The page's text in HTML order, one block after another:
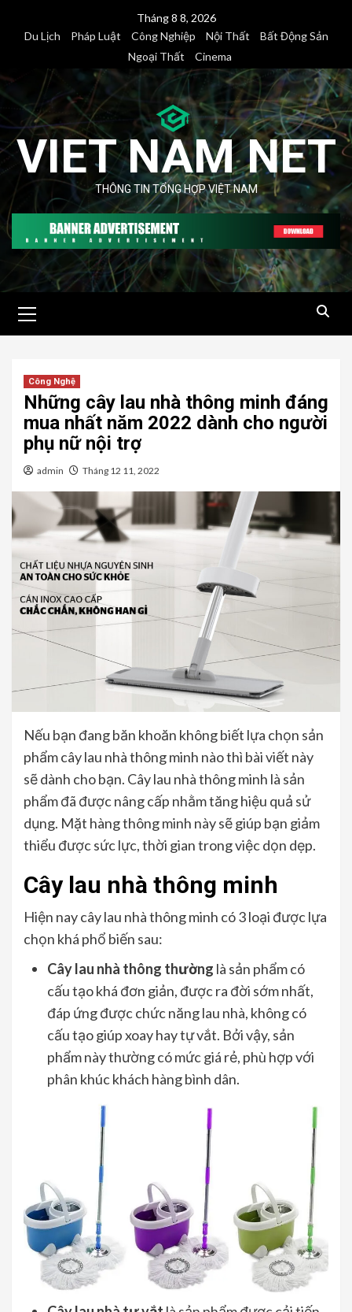
Tháng 8 8, 2026
Du Lịch
Pháp Luật Công Nghiệp Nội Thất
Bất Động Sản
Ngoại Thất
Cinema
VIET NAM NET
THÔNG TIN TỔNG HỢP VIỆT NAM
Menu
Công Nghệ
Những cây lau nhà thông minh đáng
mua nhất năm 2022 dành cho người
phụ nữ nội trợ
admin Tháng 12 11, 2022
Nếu bạn đang băn khoăn không biết lựa chọn sản
phẩm cây lau nhà thông minh nào thì bài viết này
sẽ dành cho bạn. Cây lau nhà thông minh là sản
phẩm đã được nâng cấp nhằm tăng hiệu quả sử
dụng. Mặt hàng thông minh này sẽ giúp bạn giảm
thiểu được sức lực, thời gian trong việc dọn dẹp.
Cây lau nhà thông minh
Hiện nay cây lau nhà thông minh có 3 loại được lựa
chọn khá phổ biến sau:
Cây lau nhà thông thường là sản phẩm có
cấu tạo khá đơn giản, được ra đời sớm nhất,
đáp ứng được chức năng lau nhà, không có
cấu tạo giúp xoay hay tự vắt. Bởi vậy, sản
phẩm này thường có mức giá rẻ, phù hợp với
phân khúc khách hàng bình dân.